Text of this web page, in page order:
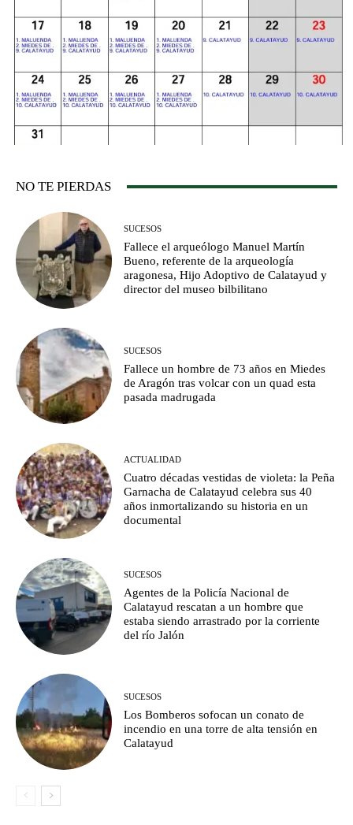
NO TE PIERDAS
SUCESOS
Fallece el arqueólogo Manuel Martín
Bueno, referente de la arqueología
aragonesa, Hijo Adoptivo de Calatayud y
director del museo bilbilitano
SUCESOS
Fallece un hombre de 73 años en Miedes
de Aragón tras volcar con un quad esta
pasada madrugada
ACTUALIDAD
Cuatro décadas vestidas de violeta: la Peña
Garnacha de Calatayud celebra sus 40
años inmortalizando su historia en un
documental
SUCESOS
Agentes de la Policía Nacional de
Calatayud rescatan a un hombre que
estaba siendo arrastrado por la corriente
del río Jalón
SUCESOS
Los Bomberos sofocan un conato de
incendio en una torre de alta tensión en
Calatayud